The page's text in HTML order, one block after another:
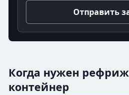
Отправить
Когда нужен
контейнер